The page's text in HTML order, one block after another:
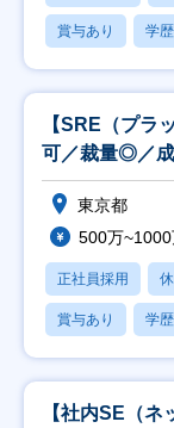
賞与あり 学
【SRE（プラ
可／裁量◎／
東京都
500万
正社員採用
賞与あり 学
【社内SE（